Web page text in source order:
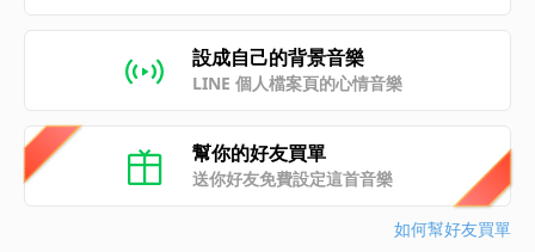
設成自己的背景音樂
LINE 個人檔案頁的心情音樂
幫你的好友買單
送你好友免費設定這首音樂
如何幫好友買單